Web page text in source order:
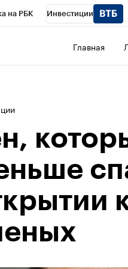
на РБК Инвестиции
Главная